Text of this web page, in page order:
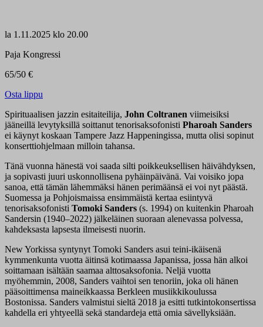
la 1.11.2025 klo 20.00
Paja Kongressi
65/50 €
Osta lippu
Spirituaalisen jazzin esitaiteilija, John Coltranen viimeisiksi
jääneillä levytyksillä soittanut tenorisaksofonisti Pharoah Sanders
ei käynyt koskaan Tampere Jazz Happeningissa, mutta olisi sopinut
konserttiohjelmaan milloin tahansa.
Tänä vuonna hänestä voi saada silti poikkeuksellisen häivähdyksen,
ja sopivasti juuri uskonnollisena pyhäinpäivänä. Vai voisiko jopa
sanoa, että tämän lähemmäksi hänen perimäänsä ei voi nyt päästä.
Suomessa ja Pohjoismaissa ensimmäistä kertaa esiintyvä
tenorisaksofonisti Tomoki Sanders (s. 1994) on kuitenkin Pharoah
Sandersin (1940–2022) jälkeläinen suoraan alenevassa polvessa,
kahdeksasta lapsesta ilmeisesti nuorin.
New Yorkissa syntynyt Tomoki Sanders asui teini-ikäisenä
kymmenkunta vuotta äitinsä kotimaassa Japanissa, jossa hän alkoi
soittamaan isältään saamaa alttosaksofonia. Neljä vuotta
myöhemmin, 2008, Sanders vaihtoi sen tenoriin, joka oli hänen
pääsoittimensa maineikkaassa Berkleen musiikkikoulussa
Bostonissa. Sanders valmistui sieltä 2018 ja esitti tutkintokonsertissa
kahdella eri yhtyeellä sekä standardeja että omia sävellyksiään.